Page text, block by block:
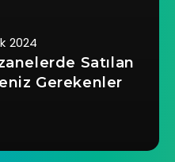
2024
Satılan
Gerekenler